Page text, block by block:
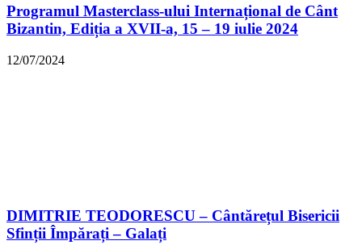
Programul Masterclass-ului Internațional de Cânt
Bizantin, Ediția a XVII-a, 15 – 19 iulie 2024
12/07/2024
DIMITRIE TEODORESCU – Cântărețul Bisericii
Sfinții Împărați – Galați